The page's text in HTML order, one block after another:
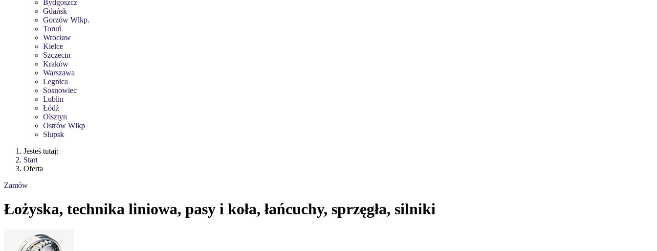
Bydgoszcz
Gdańsk
Gorzów Wlkp.
Toruń
Wrocław
Kielce
Szczecin
Kraków
Warszawa
Legnica
Sosnowiec
Lublin
Łódź
Olsztyn
Ostrów Wlkp
Slupsk
Jesteś tutaj:
Start
Oferta
Zamów
Łożyska, technika liniowa, pasy i koła, łańcuchy, sprzęgła, silniki